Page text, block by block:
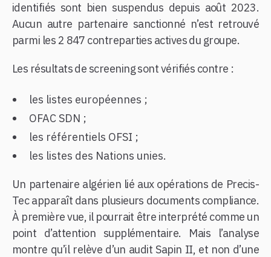
identifiés sont bien suspendus depuis août 2023.
Aucun autre partenaire sanctionné n’est retrouvé
parmi les 2 847 contreparties actives du groupe.
Les résultats de screening sont vérifiés contre :
les listes européennes ;
OFAC SDN ;
les référentiels OFSI ;
les listes des Nations unies.
Un partenaire algérien lié aux opérations de Precis-
Tec apparaît dans plusieurs documents compliance.
À première vue, il pourrait être interprété comme un
point d’attention supplémentaire. Mais l’analyse
montre qu’il relève d’un audit Sapin II, et non d’une